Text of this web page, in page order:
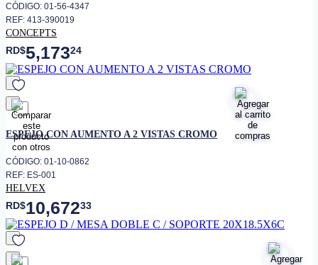
CÓDIGO: 01-56-4347
REF: 413-390019
CONCEPTS
RD$5,17324
favorito
ESPEJO CON AUMENTO A 2 VISTAS CROMO
CÓDIGO: 01-10-0862
REF: ES-001
HELVEX
RD$10,67233